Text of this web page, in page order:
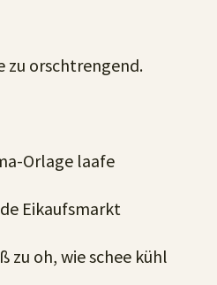
zu orschtrengend.
Orlage laafe
Eikaufsmarkt
zu oh, wie schee kühl